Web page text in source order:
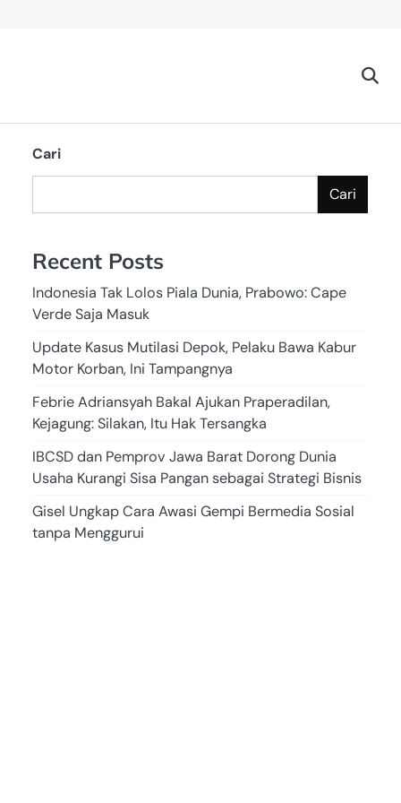
Cari
Cari
Recent Posts
Indonesia Tak Lolos Piala Dunia, Prabowo: Cape
Verde Saja Masuk
Update Kasus Mutilasi Depok, Pelaku Bawa Kabur
Motor Korban, Ini Tampangnya
Febrie Adriansyah Bakal Ajukan Praperadilan,
Kejagung: Silakan, Itu Hak Tersangka
IBCSD dan Pemprov Jawa Barat Dorong Dunia
Usaha Kurangi Sisa Pangan sebagai Strategi Bisnis
Gisel Ungkap Cara Awasi Gempi Bermedia Sosial
tanpa Menggurui